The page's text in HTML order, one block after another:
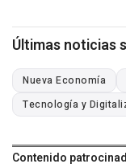
Últimas noticias
Nueva Economía
Tecnología y
Contenido